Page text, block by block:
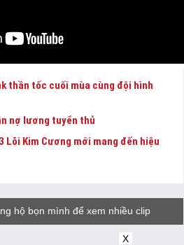
thần tốc cuối mùa cùng đội hình
nợ lương tuyển thủ
Lõi Kim Cương mới mang đến hiệu
hộ bọn mình để xem nhiều clip
X